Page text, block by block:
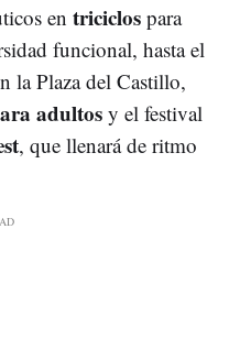
en triciclos para
funcional, hasta el
la Plaza del Castillo,
adultosy el festival
, que llenará de ritmo